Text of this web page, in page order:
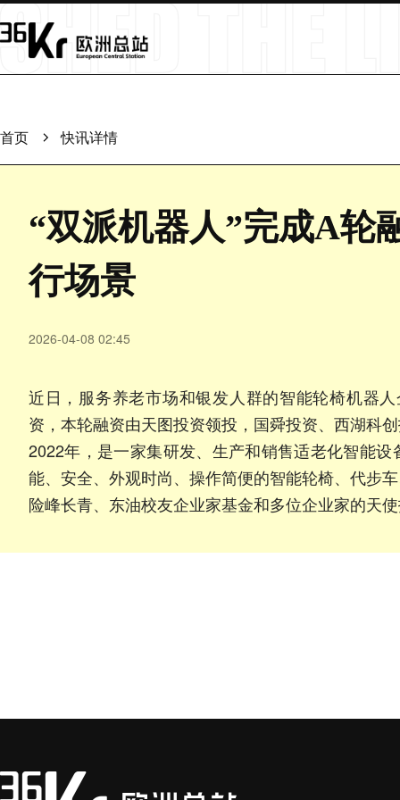
首页 快讯详情
“双派机器人”完成A轮
行场景
2026-04-08 02:45
近日，服务养老市场和银发人群的智能轮椅机器
资，本轮融资由天图投资领投，国舜投资、西湖科
2022年，是一家集研发、生产和销售适老化智能
能、安全、外观时尚、操作简便的智能轮椅、代步
险峰长青、东油校友企业家基金和多位企业家的天